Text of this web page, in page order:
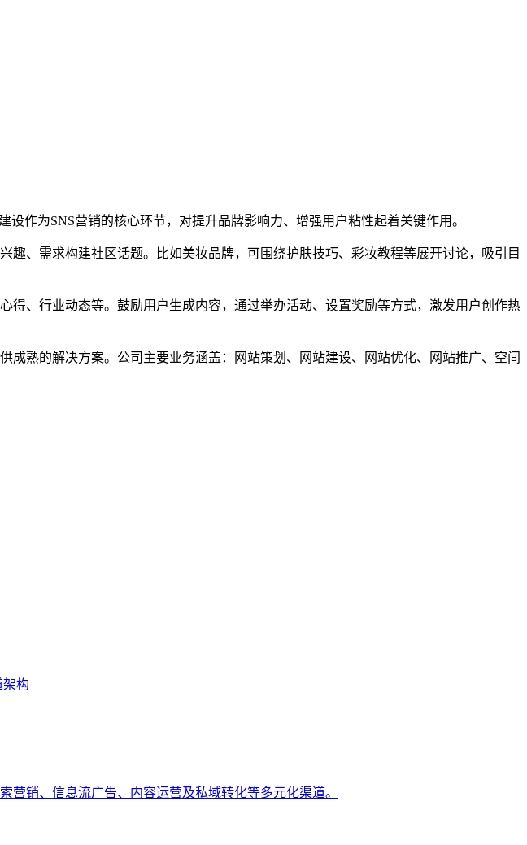
为SNS营销的核心环节，对提升品牌影响力、增强用户粘性起着关键作用。
、需求构建社区话题。比如美妆品牌，可围绕护肤技巧、彩妆教程等展开讨论，吸引目
、行业动态等。鼓励用户生成内容，通过举办活动、设置奖励等方式，激发用户创作热
熟的解决方案。公司主要业务涵盖：网站策划、网站建设、网站优化、网站推广、空间
构
营销、信息流广告、内容运营及私域转化等多元化渠道。